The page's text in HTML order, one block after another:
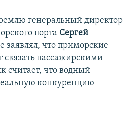
генеральный директор
порта Сергей
заявлял, что приморские
связать пассажирскими
считает, что водный
конкуренцию